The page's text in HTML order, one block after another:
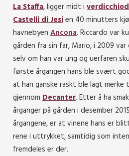
La Staffa, ligger midt i
Castelli di Jesien 40 minutters
havnebyen Ancona. Riccardo var
gården fra sin far, Mario, i 2009
selv om han var ung og uerfaren
første årgangen hans ble svært
at han ganske raskt ble lagt merke
gjennom Decanter. Etter å ha
årganger på gården i desember
årgangene, er at vinene hans er
rene i uttrykket, samtidig som
fremdeles er der.